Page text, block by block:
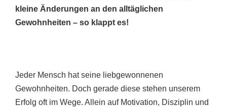
kleine Änderungen an den alltäglichen
Gewohnheiten – so klappt es!
Jeder Mensch hat seine liebgewonnenen
Gewohnheiten. Doch gerade diese stehen unserem
Erfolg oft im Wege. Allein auf Motivation, Disziplin und